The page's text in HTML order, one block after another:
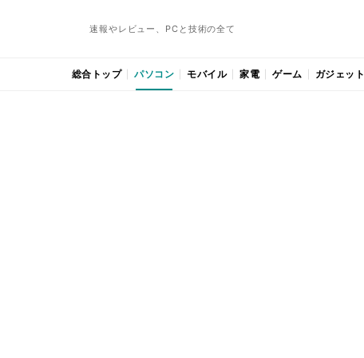
速報やレビュー、PCと技術の全て
総合トップ パソコン モバイル 家電 ゲーム ガジェット